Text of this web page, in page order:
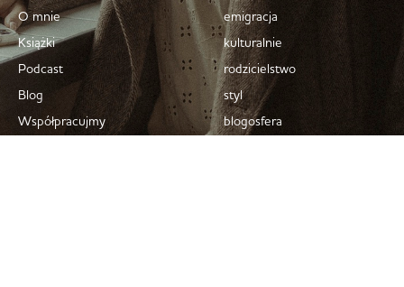
O mnie
Książki
Podcast
Blog
Współpracujmy
emigracja
kulturalnie
rodzicielstwo
styl
blogosfera